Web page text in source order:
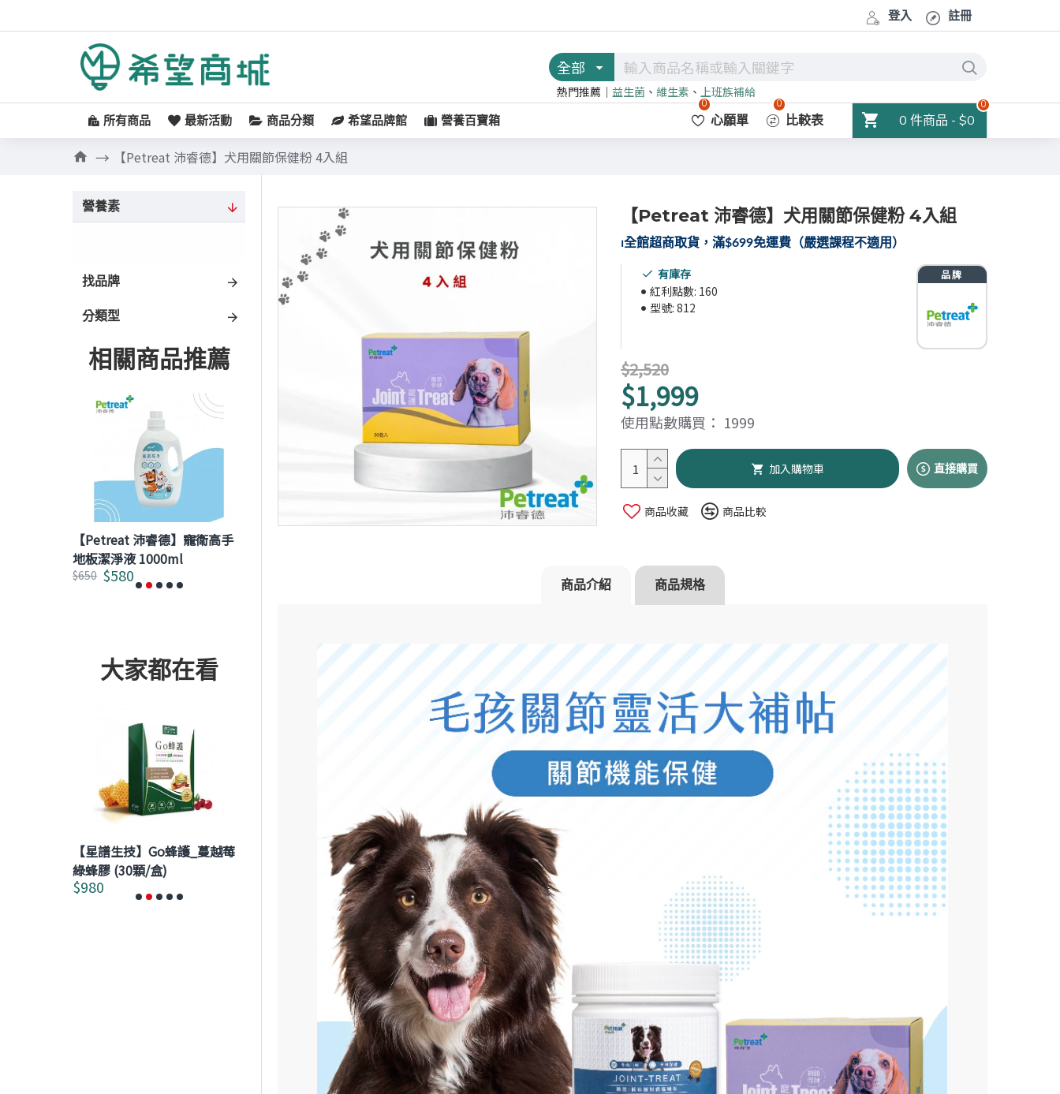
登入 註冊
全部
熱門推薦｜益生菌 、 維生素 、上班族補給
所有商品 最新活動 商品分類 希望品牌館 營養百寶箱 心願單
0
比較表
0
0 件商品 - $0
0
【Petreat 沛睿德】犬用關節保健粉 4入組
營養素
找品牌
分類型
相關商品推薦
【Petreat 沛睿德】寵衛高手
地板潔淨液 1000ml
$580
$650 $1,200
$1,560
大家都在看
【星譜生技】Go蜂護_蔓越莓
綠蜂膠 (30顆/盒)
$980
【澤生生技】★健字號★酐衛
Hepatokeeper複方草本精華
膠囊 120粒/盒
$2,592
【Heho健康】上班族健康生活
大調查專刊
$168
【Petreat 沛睿德】犬用關節保健粉 4入組
⏐全館超商取貨，滿$699免運費（嚴選課程不適用）
有庫存
紅利點數: 160
型號: 812
$1,999
$2,520
使用點數購買： 1999
加入購物車 直接購買
商品收藏 商品比較
商品介紹 商品規格